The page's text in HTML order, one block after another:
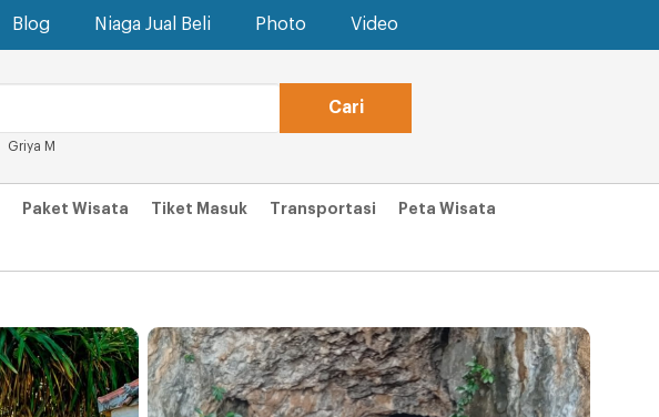
Blog Niaga Jual Beli Photo Video
Griya M
Paket Wisata Tiket Masuk Transportasi Peta Wisata